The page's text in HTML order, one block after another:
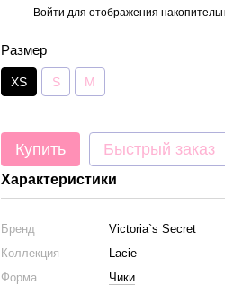
Войти для отображения
Размер
XS S M
Купить Быстрый заказ
Характеристики
Бренд
Victoria`s Secret
Коллекция
Lacie
Форма
Чики